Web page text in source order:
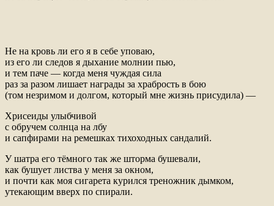
Не на кровь ли его я в себе уповаю,
из его ли следов я дыхание молнии пью,
и тем паче — когда меня чуждая сила
раз за разом лишает награды за храбрость в бою
(том незримом и долгом, который мне жизнь присудила) —
Хрисеиды улыбчивой
с обручем солнца на лбу
и сапфирами на ремешках тихоходных сандалий.
У шатра его тёмного так же шторма бушевали,
как бушует листва у меня за окном,
и почти как моя сигарета курился треножник дымком,
утекающим вверх по спирали.